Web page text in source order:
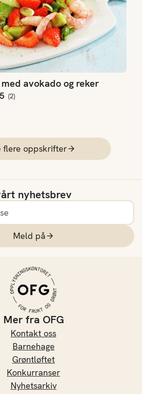
avokado og reker
5 (2)
flere oppskrifter
nyhetsbrev
Meld på
Mer fra OFG
Kontakt oss
Barnehage
Grøntløftet
Konkurranser
Nyhetsarkiv